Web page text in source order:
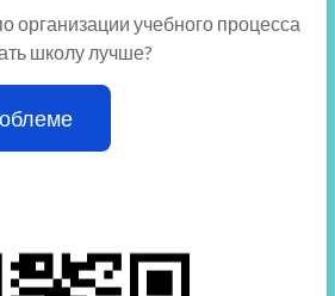
организации учебного процесса
школу лучше?